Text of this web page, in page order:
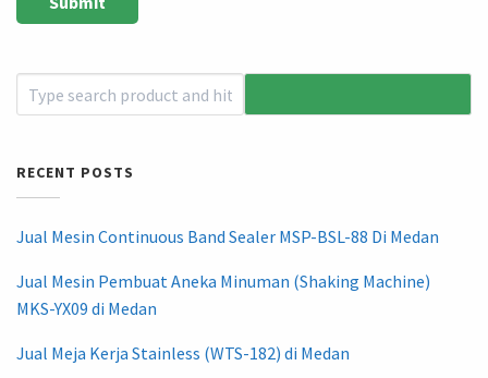
RECENT POSTS
Jual Mesin Continuous Band Sealer MSP-BSL-88 Di Medan
Jual Mesin Pembuat Aneka Minuman (Shaking Machine)
MKS-YX09 di Medan
Jual Meja Kerja Stainless (WTS-182) di Medan